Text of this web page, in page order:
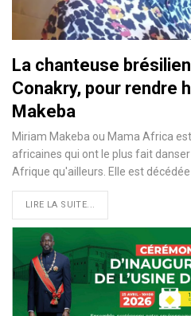
La chanteuse
Conakry, pour rendre
Makeba
Miriam Makeba ou Mama Africa
africaines qui ont le plus fait
Afrique qu'ailleurs. Elle est
LIRE LA SUITE...